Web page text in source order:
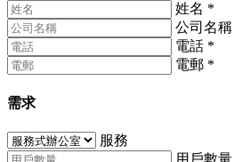
姓名 *
公司名稱
電話 *
電郵 *
需求
服務
用戶數量